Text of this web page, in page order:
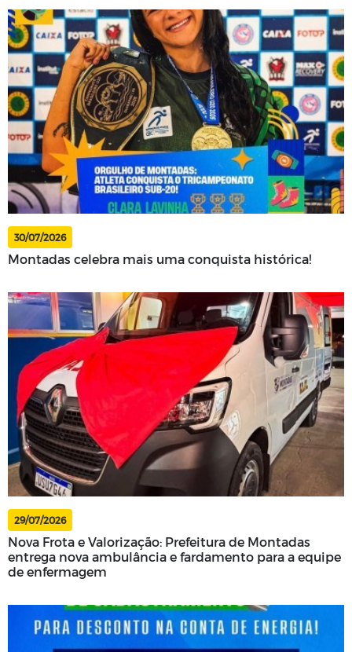
30/07/2026
Montadas celebra mais uma conquista histórica!
29/07/2026
Nova Frota e Valorização: Prefeitura de Montadas
entrega nova ambulância e fardamento para a equipe
de enfermagem